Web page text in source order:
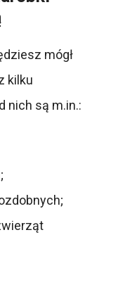
mógł
kilku
nich są m.in.: